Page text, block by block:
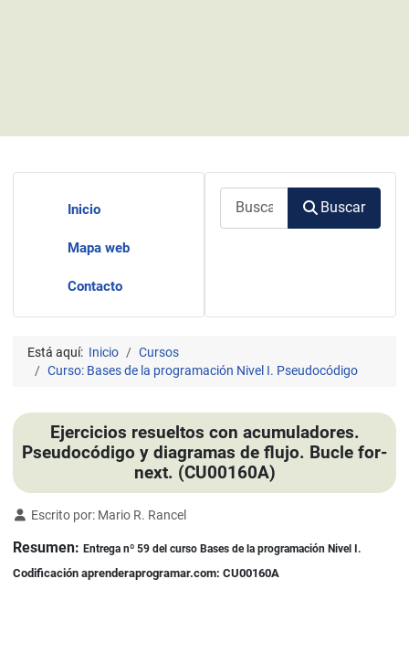
Inicio
Mapa web
Contacto
Buscar
Está aquí: Inicio
Cursos
Curso: Bases de la programación Nivel I. Pseudocódigo
Ejercicios resueltos con acumuladores.
Pseudocódigo y diagramas de flujo. Bucle for-
next. (CU00160A)
Detalles
Escrito por: Mario R. Rancel
Resumen: Entrega nº 59 del curso Bases de la programación Nivel I.
Codificación aprenderaprogramar.com: CU00160A